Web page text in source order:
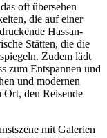
oft übersehen
die auf einer
Hassan-
Stätten, die die
Zudem lädt
zum Entspannen und
und modernen
Ort, den Reisende
mit Galerien